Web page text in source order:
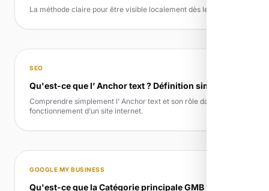
La méthode claire pour être visible localement dès le départ
SEO
Qu'est-ce que l’ Anchor text ? Définition simple
Comprendre simplement l’ Anchor text et son rôle dans le
fonctionnement d’un site internet.
GOOGLE MY BUSINESS
Qu'est-ce que la Catégorie principale GMB ?